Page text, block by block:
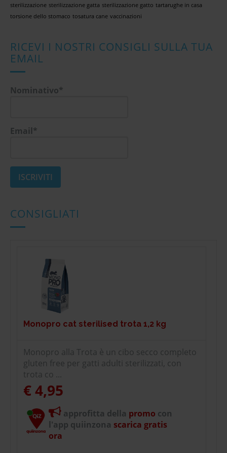
sterilizzazione sterilizzazione gatta sterilizzazione gatto tartarughe in casa
torsione dello stomaco tosatura cane vaccinazioni
RICEVI I NOSTRI CONSIGLI SULLA TUA
EMAIL
Nominativo*
Email*
CONSIGLIATI
Monopro cat sterilised trota 1,2 kg
Monopro alla Trota è un cibo secco completo
gluten free per gatti adulti sterilizzati, con
trota co ...
€ 4,95
approfitta della promo con
l'app quiinzona scarica gratis
ora